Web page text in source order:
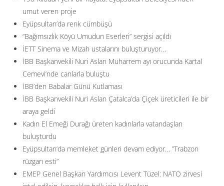
umut veren proje
Eyüpsultan’da renk cümbüşü
“Bağımsızlık Köyü Umudun Eserleri” sergisi açıldı
İETT Sinema ve Mizah ustalarını buluşturuyor…
İBB Başkanvekili Nuri Aslan Muharrem ayı orucunda Kartal
Cemevi’nde canlarla buluştu
İBB’den Babalar Günü Kutlaması
İBB Başkanvekili Nuri Aslan Çatalca’da Çiçek üreticileri ile bir
araya geldi
Kadın El Emeği Durağı üreten kadınlarla vatandaşları
buluşturdu
Eyüpsultan’da memleket günleri devam ediyor… ”Trabzon
rüzgarı esti”
EMEP Genel Başkan Yardımcısı Levent Tüzel: NATO zirvesi